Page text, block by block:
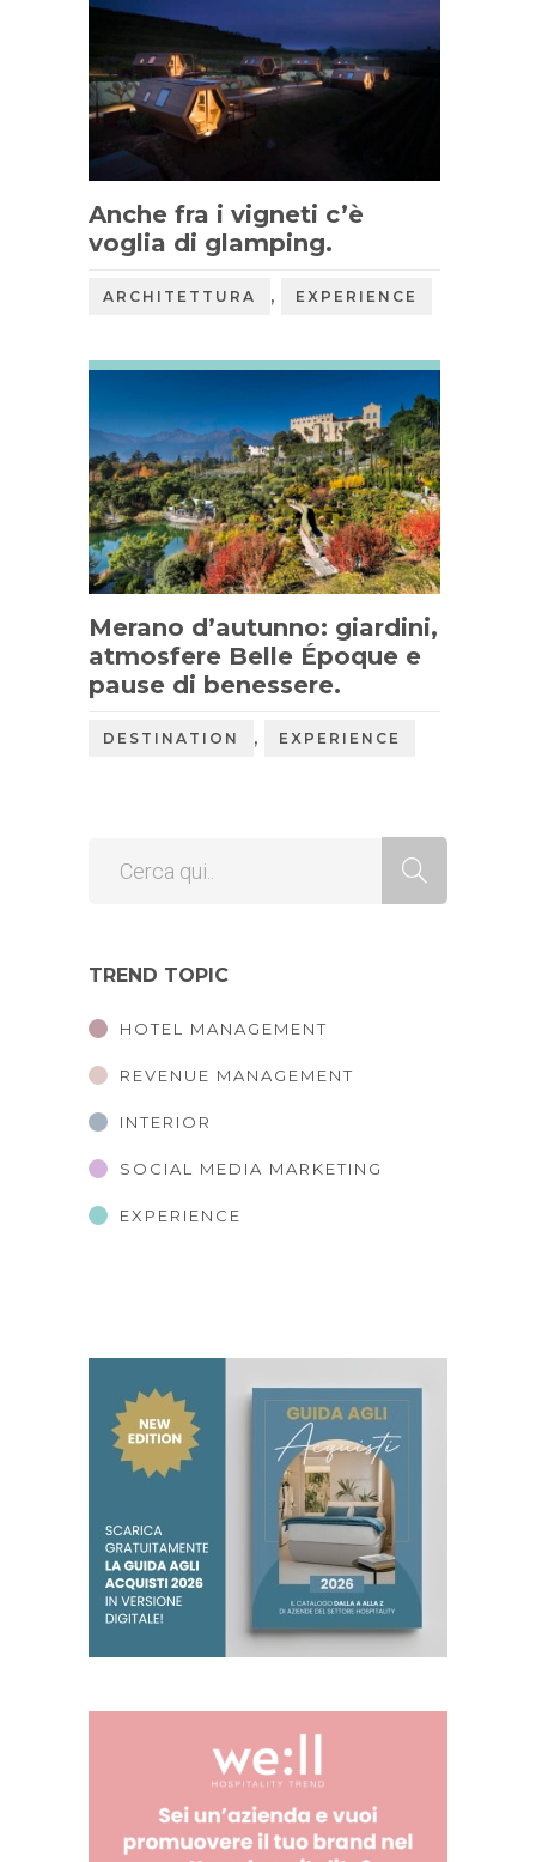
Anche fra i vigneti c’è
voglia di glamping.
ARCHITETTURA , EXPERIENCE
Merano d’autunno: giardini,
atmosfere Belle Époque e
pause di benessere.
DESTINATION , EXPERIENCE
TREND TOPIC
HOTEL MANAGEMENT
REVENUE MANAGEMENT
INTERIOR
SOCIAL MEDIA MARKETING
EXPERIENCE